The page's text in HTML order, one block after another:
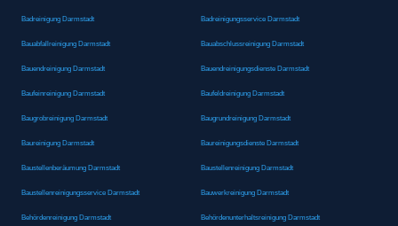
Badreinigung Darmstadt Badreinigungsservice Darmstadt
Bauabfallreinigung Darmstadt Bauabschlussreinigung Darmstadt
Bauendreinigung Darmstadt Bauendreinigungsdienste Darmstadt
Baufeinreinigung Darmstadt Baufeldreinigung Darmstadt
Baugrobreinigung Darmstadt Baugrundreinigung Darmstadt
Baureinigung Darmstadt Baureinigungsdienste Darmstadt
Baustellenberäumung Darmstadt Baustellenreinigung Darmstadt
Baustellenreinigungsservice Darmstadt Bauwerkreinigung Darmstadt
Behördenreinigung Darmstadt Behördenunterhaltsreinigung Darmstadt